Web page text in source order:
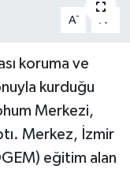
A- A
koruma ve
kurduğu
Merkezi,
Merkez, İzmir
eğitim alan